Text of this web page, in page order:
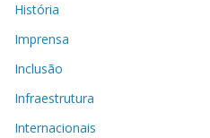
História
Imprensa
Inclusão
Infraestrutura
Internacionais